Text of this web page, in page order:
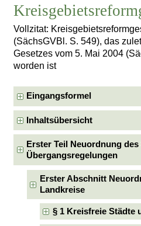
Vollzitat:
(SächsGVBl. S. 549), das
Gesetzes vom 5. Mai 2004
worden ist
Eingangsformel
Inhaltsübersicht
Erster Teil Neuordnung
Übergangsregelungen
Erster Abschnitt
Landkreise
§ 1 Kreisfreie Städte